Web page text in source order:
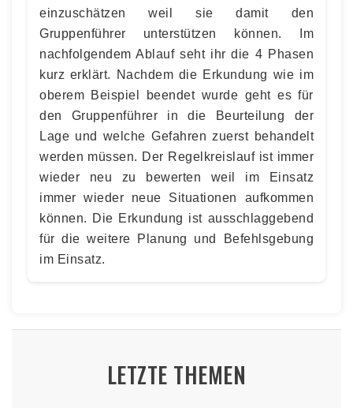
einzuschätzen weil sie damit den
Gruppenführer unterstützen können. Im
nachfolgendem Ablauf seht ihr die 4 Phasen
kurz erklärt. Nachdem die Erkundung wie im
oberem Beispiel beendet wurde geht es für
den Gruppenführer in die Beurteilung der
Lage und welche Gefahren zuerst behandelt
werden müssen. Der Regelkreislauf ist immer
wieder neu zu bewerten weil im Einsatz
immer wieder neue Situationen aufkommen
können. Die Erkundung ist ausschlaggebend
für die weitere Planung und Befehlsgebung
im Einsatz.
LETZTE THEMEN